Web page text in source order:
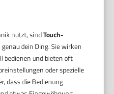
nutzt, sindTouch-
dein Ding. Sie wirken
bedienen und bieten oft
oder spezielle
dass die Bedienung